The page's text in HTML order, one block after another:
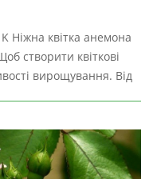
Ніжна квітка анемона
створити квіткові
вирощування. Від